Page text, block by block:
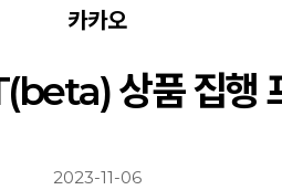
카카오
상품 집행
2023-11-06